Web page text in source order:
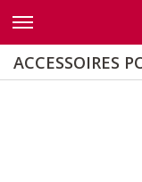
ACCESSOIRES
A - Z
Z - A